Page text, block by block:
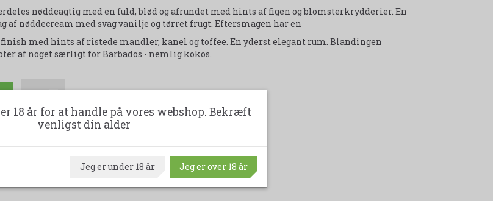
nøddeagtig med en fuld, blød og afrundet med hints af figen og blomsterkrydderier. En
af nøddecream med svag vanilje og tørret frugt. Eftersmagen har en
med hints af ristede mandler, kanel og toffee. En yderst elegant rum. Blandingen
af noget særligt for Barbados - nemlig kokos.
6 flasker - 50 cl. 46 % Alkohol.
18 år for at handle på vores webshop. Bekræft
venligst din alder
Jeg er under 18 år Jeg er over 18 år